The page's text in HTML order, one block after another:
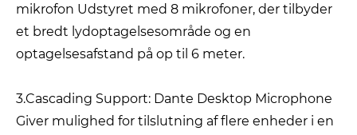
mikrofon Udstyret med 8 mikrofoner, der tilbyder
et bredt lydoptagelsesområde og en
optagelsesafstand på op til 6 meter.
3.Cascading Support: Dante Desktop Microphone
Giver mulighed for tilslutning af flere enheder i en